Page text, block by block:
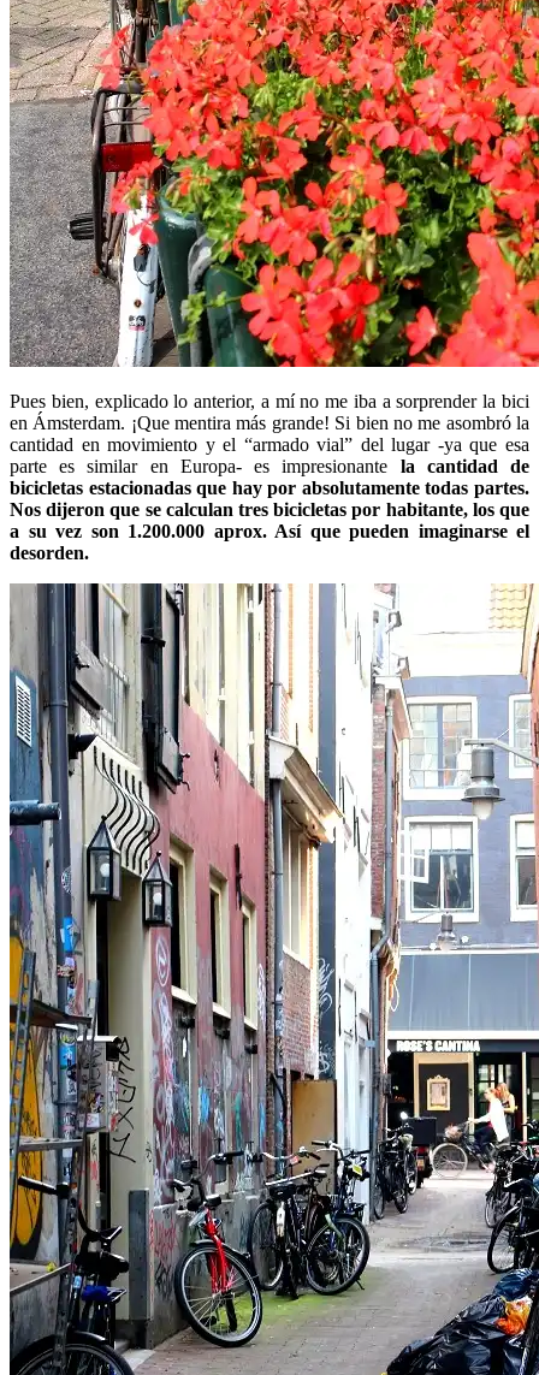
Pues bien, explicado lo anterior, a mí no me iba a sorprender la bici
en Ámsterdam. ¡Que mentira más grande! Si bien no me asombró la
cantidad en movimiento y el “armado vial” del lugar -ya que esa
parte es similar en Europa- es impresionante la cantidad de
bicicletas estacionadas que hay por absolutamente todas partes.
Nos dijeron que se calculan tres bicicletas por habitante, los que
a su vez son 1.200.000 aprox. Así que pueden imaginarse el
desorden.